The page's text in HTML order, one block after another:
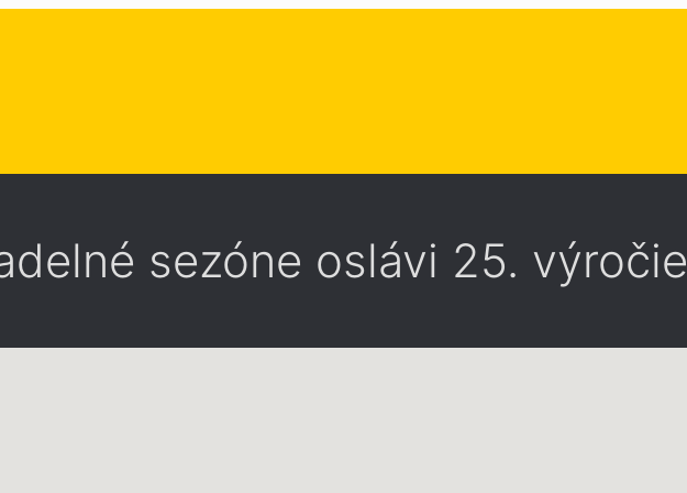
sezóne oslávi 25. výročie